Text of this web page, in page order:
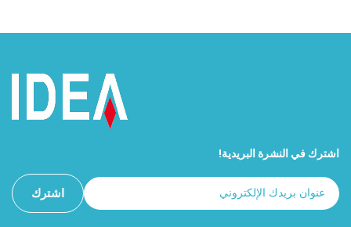
اشترك في النشرة البريدية!